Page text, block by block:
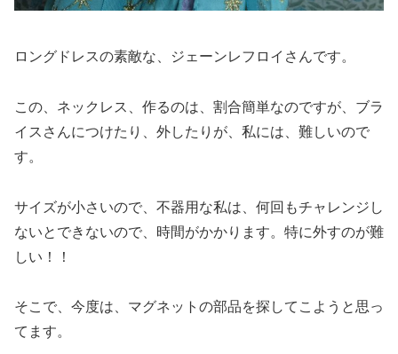
ロングドレスの素敵な、ジェーンレフロイさんです。
この、ネックレス、作るのは、割合簡単なのですが、ブラ
イスさんにつけたり、外したりが、私には、難しいので
す。
サイズが小さいので、不器用な私は、何回もチャレンジし
ないとできないので、時間がかかります。特に外すのが難
しい！！
そこで、今度は、マグネットの部品を探してこようと思っ
てます。